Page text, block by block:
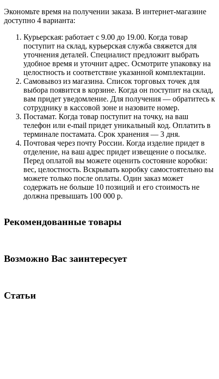
Экономьте время на получении заказа. В интернет-магазине
доступно 4 варианта:
Курьерская: работает с 9.00 до 19.00. Когда товар
поступит на склад, курьерская служба свяжется для
уточнения деталей. Специалист предложит выбрать
удобное время и уточнит адрес. Осмотрите упаковку на
целостность и соответствие указанной комплектации.
Самовывоз из магазина. Список торговых точек для
выбора появится в корзине. Когда он поступит на склад,
вам придет уведомление. Для получения — обратитесь к
сотруднику в кассовой зоне и назовите номер.
Постамат. Когда товар поступит на точку, на ваш
телефон или e-mail придет уникальный код. Оплатить в
терминале постамата. Срок хранения — 3 дня.
Почтовая через почту России. Когда изделие придет в
отделение, на ваш адрес придет извещение о посылке.
Перед оплатой вы можете оценить состояние коробки:
вес, целостность. Вскрывать коробку самостоятельно вы
можете только после оплаты. Один заказ может
содержать не больше 10 позиций и его стоимость не
должна превышать 100 000 р.
Рекомендованные товары
Возможно Вас заинтересует
Статьи